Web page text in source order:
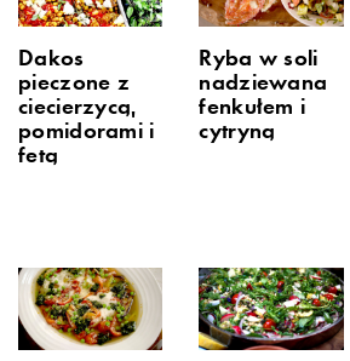
Dakos
pieczone z
ciecierzycą,
pomidorami i
fetą
Ryba w soli
nadziewana
fenkułem i
cytryną